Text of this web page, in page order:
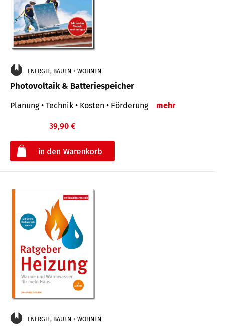
ENERGIE, BAUEN + WOHNEN
Photovoltaik & Batteriespeicher
Planung • Technik • Kosten • Förderung mehr
39,90 €
ENERGIE, BAUEN + WOHNEN